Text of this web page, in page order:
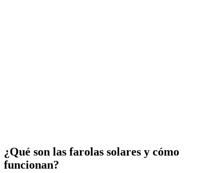
¿Qué son las farolas solares y cómo
funcionan?